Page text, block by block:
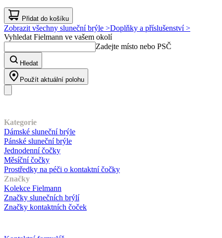
Přidat do košíku
Zobrazit všechny sluneční brýle >Doplňky a příslušenství >
Vyhledat Fielmann ve vašem okolí
Zadejte místo nebo PSČ
Hledat
Použít aktuální polohu
Kategorie
Dámské sluneční brýle
Pánské sluneční brýle
Jednodenní čočky
Měsíční čočky
Prostředky na péči o kontaktní čočky
Značky
Kolekce Fielmann
Značky slunečních brýlí
Značky kontaktních čoček